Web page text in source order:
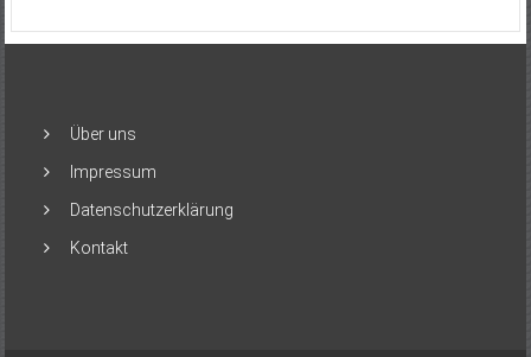
Über uns
Impressum
Datenschutzerklärung
Kontakt